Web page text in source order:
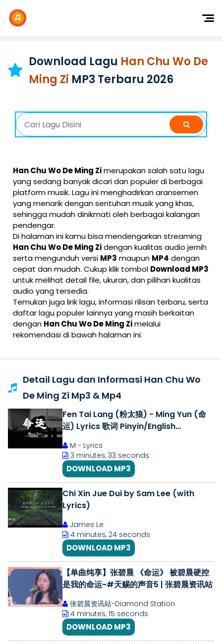
Dangdut
Barat
Download Lagu Han Chu Wo De
Ming Zi MP3 Terbaru 2026
Han Chu Wo De Ming Zimerupakan salah satu lagu
yang sedang banyak dicari dan populer di berbagai
platform musik. Lagu ini menghadirkan aransemen
yang menarik dengan sentuhan musik yang khas,
sehingga mudah dinikmati oleh berbagai kalangan
pendengar.
Di halaman ini kamu bisa mendengarkan streaming
Han Chu Wo De Ming Zidengan kualitas audio jernih
serta mengunduh versi MP3 maupun MP4 dengan
cepat dan mudah. Cukup klik tombol Download MP3
untuk melihat detail file, ukuran, dan pilihan kualitas
audio yang tersedia.
Temukan juga lirik lagu, informasi rilisan terbaru, serta
daftar lagu populer lainnya yang masih berkaitan
dengan Han Chu Wo De Ming Zimelalui
rekomendasi di bawah halaman ini.
Detail Lagu dan Informasi Han Chu Wo
De Ming Zi Mp3 & Mp4
Fen Tai Lang (粉太狼) - Ming Yun (命
运) Lyrics 歌词 Pinyin/English
M - Lyrics
3 minutes, 33 seconds
DOWNLOAD MP3
Chi Xin Jue Dui by Sam Lee (with
Lyrics)
James Le
4 minutes, 24 seconds
DOWNLOAD MP3
【单曲纯享】张碧晨 《命运》 被碧晨硬控
是我的命运~#天赐的声音5 | 张碧晨资讯站
张碧晨资讯站-Diamond Station
4 minutes, 15 seconds
DOWNLOAD MP3